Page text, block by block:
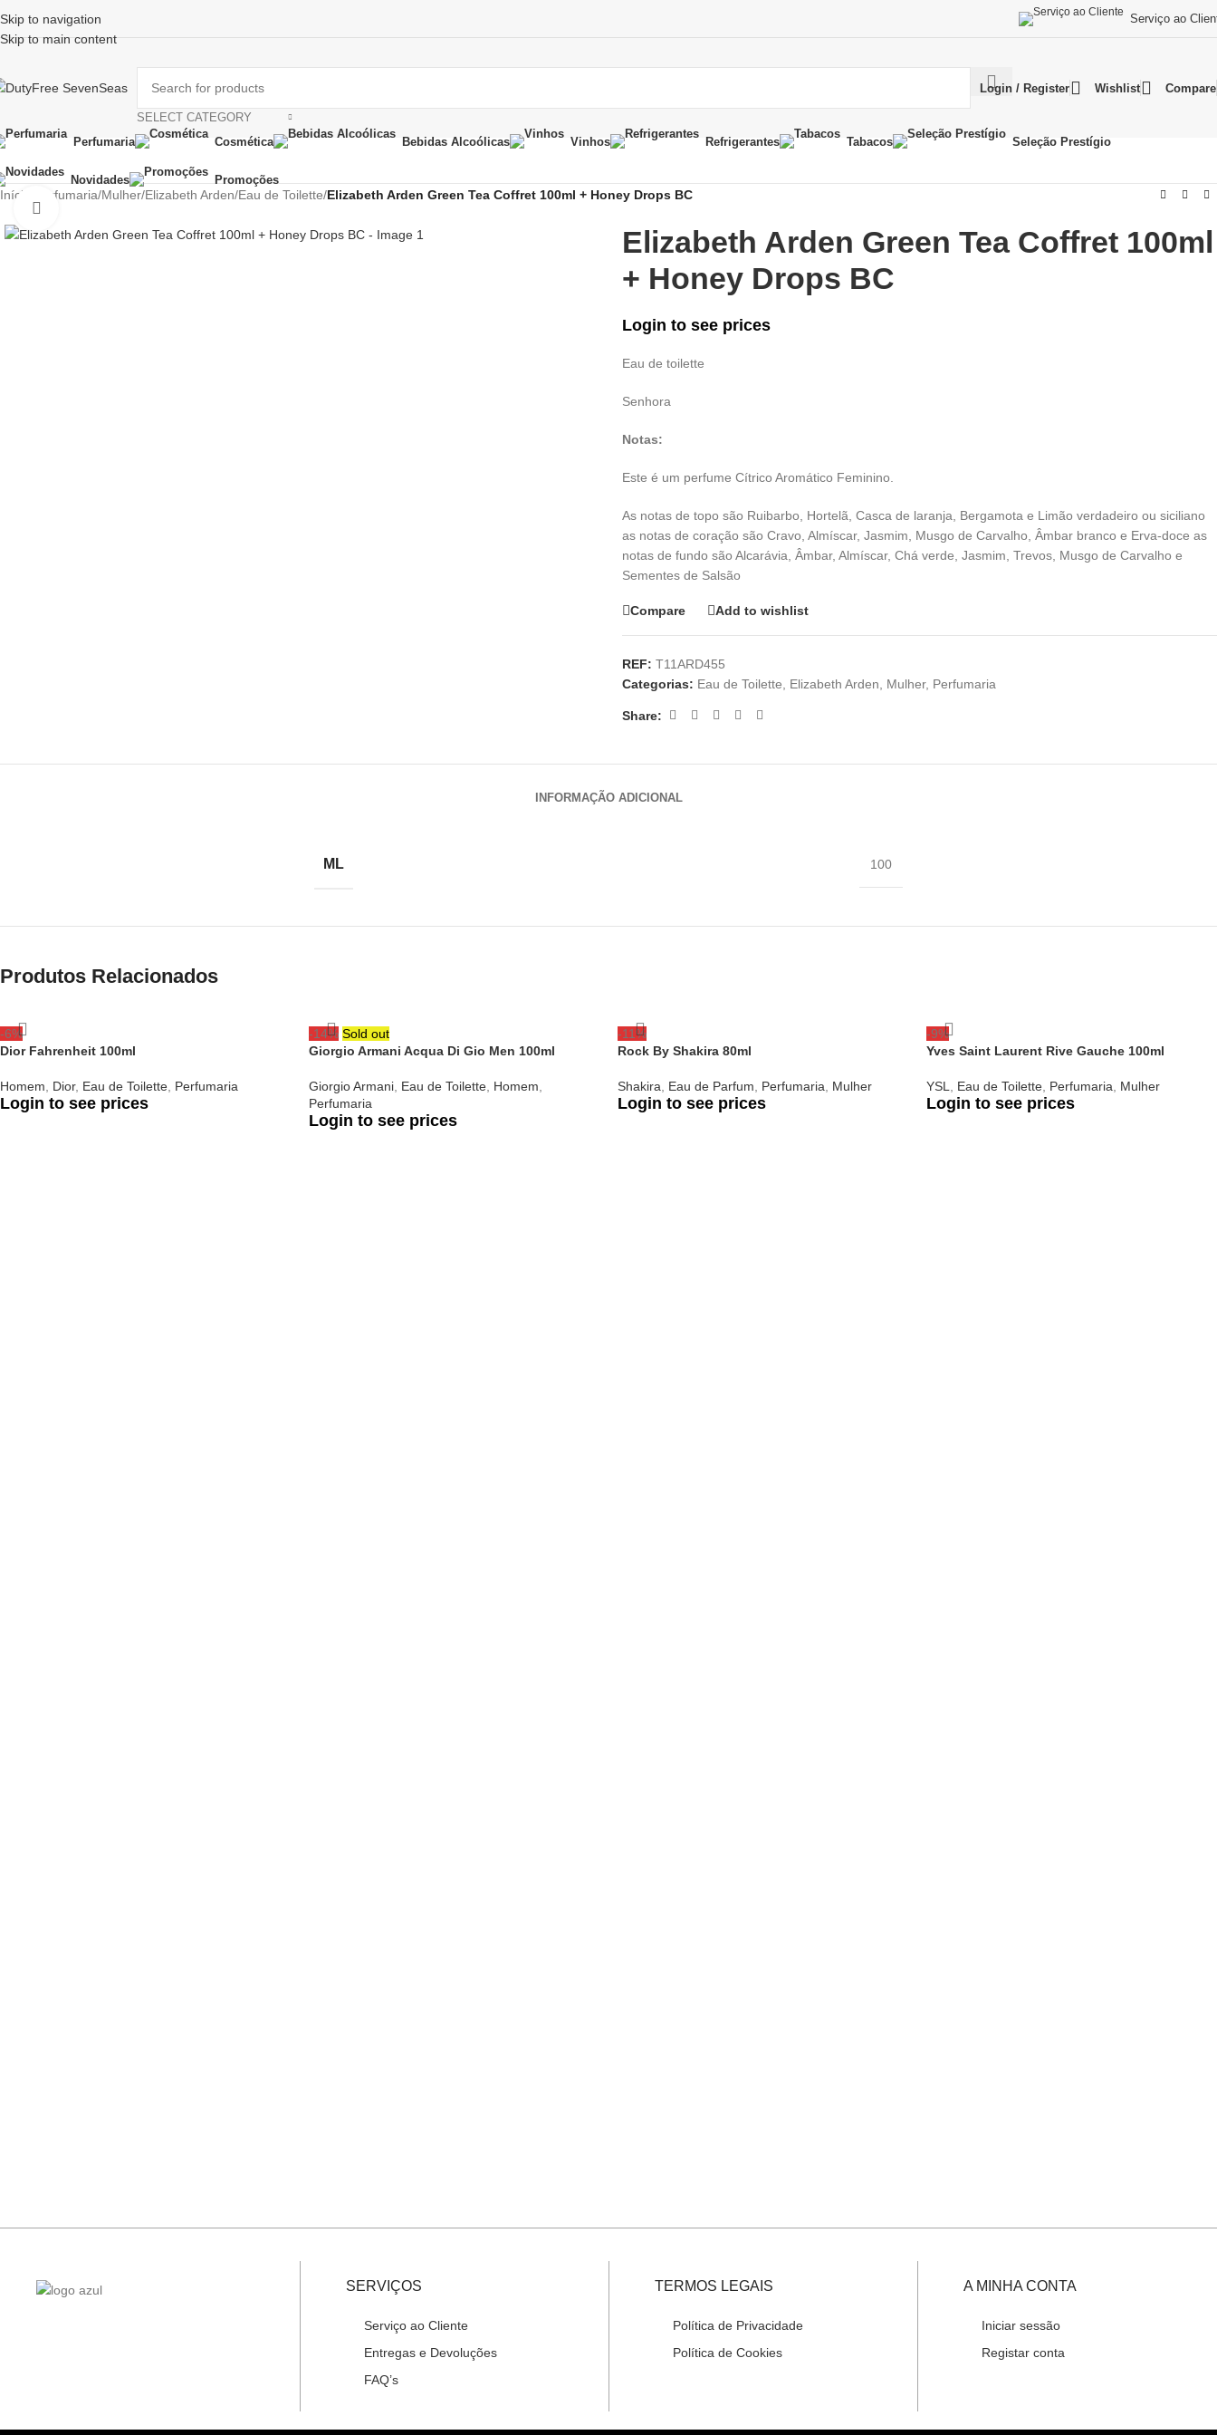
Skip to navigation
Skip to main content
Serviço ao
SELECT CATEGORY
Login / Register Wishlist Compare
Perfumaria Cosmética Bebidas Alcoólicas Vinhos Refrigerantes Tabacos Seleção Prestígio
Novidades Promoções
Início Perfumaria/Mulher/Elizabeth Arden/Eau de Toilette/Elizabeth Arden Green Tea Coffret 100ml + Honey Drops BC
Elizabeth Arden Green Tea Coffret 100ml
+ Honey Drops BC
Login to see prices
Eau de toilette
Senhora
Notas:
Este é um perfume Cítrico Aromático Feminino.
As notas de topo são Ruibarbo, Hortelã, Casca de laranja, Bergamota e Limão verdadeiro ou siciliano
as notas de coração são Cravo, Almíscar, Jasmim, Musgo de Carvalho, Âmbar branco e Erva-doce as
notas de fundo são Alcarávia, Âmbar, Almíscar, Chá verde, Jasmim, Trevos, Musgo de Carvalho e
Sementes de Salsão
Compare Add to wishlist
REF: T11ARD455
Categorias: Eau de Toilette Elizabeth Arden Mulher, Perfumaria
Share:
INFORMAÇÃO ADICIONAL
ML 100
Produtos Relacionados
-6%
Dior Fahrenheit 100ml
Homem Dior, Eau de Toilette Perfumaria
Login to see prices
-14% Sold out
Giorgio Armani Acqua Di Gio Men 100ml
Giorgio Armani Eau de Toilette Homem
Perfumaria
Login to see prices
-11%
Rock By Shakira 80ml
Shakira Eau de Parfum Perfumaria Mulher
Login to see prices
-9%
Yves Saint Laurent Rive Gauche 100ml
YSL Eau de Toilette Perfumaria Mulher
Login to see prices
SERVIÇOS
Serviço ao Cliente
Entregas e Devoluções
FAQ’s
TERMOS LEGAIS
Política de Privacidade
Política de Cookies
A MINHA CONTA
Iniciar sessão
Registar conta